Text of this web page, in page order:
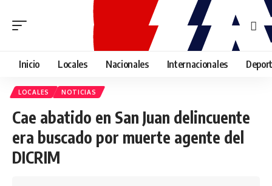
Inicio Locales Nacionales Internacionales
LOCALES NOTICIAS
Cae abatido en San Juan delincuente
era buscado por muerte agente del
DICRIM